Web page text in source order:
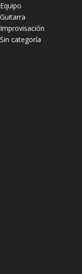
Equipo
Guitarra
Improvisación
Sin categoría